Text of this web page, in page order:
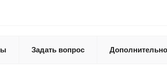
Задать вопрос Дополнительно